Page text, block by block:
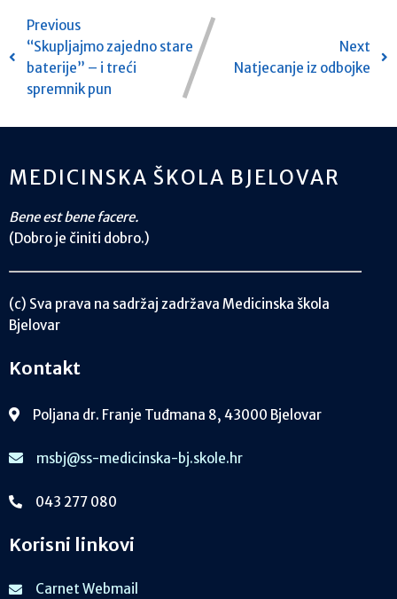
Previous
“Skupljajmo zajedno stare
baterije” – i treći
spremnik pun
Next
Natjecanje iz odbojke
MEDICINSKA ŠKOLA BJELOVAR
Bene est bene facere.
(Dobro je činiti dobro.)
(c) Sva prava na sadržaj zadržava Medicinska škola
Bjelovar
Kontakt
Poljana dr. Franje Tuđmana 8, 43000 Bjelovar
msbj@ss-medicinska-bj.skole.hr
043 277 080
Korisni linkovi
Carnet Webmail